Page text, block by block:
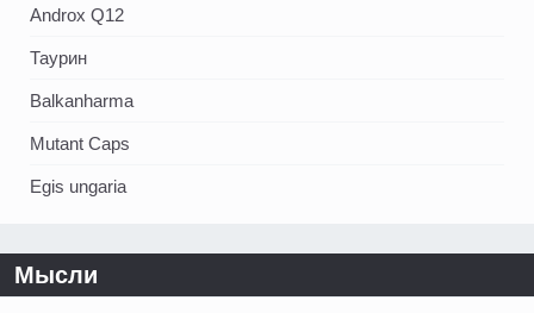
Androx Q12
Таурин
Balkanharma
Mutant Caps
Egis ungaria
Мысли